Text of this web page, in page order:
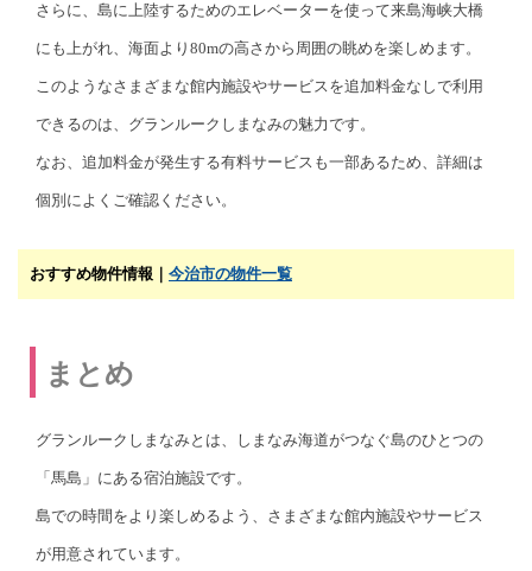
さらに、島に上陸するためのエレベーターを使って来島海峡大橋
にも上がれ、海面より80mの高さから周囲の眺めを楽しめます。
このようなさまざまな館内施設やサービスを追加料金なしで利用
できるのは、グランルークしまなみの魅力です。
なお、追加料金が発生する有料サービスも一部あるため、詳細は
個別によくご確認ください。
おすすめ物件情報｜ 今治市の物件一覧
まとめ
グランルークしまなみとは、しまなみ海道がつなぐ島のひとつの
「馬島」にある宿泊施設です。
島での時間をより楽しめるよう、さまざまな館内施設やサービス
が用意されています。